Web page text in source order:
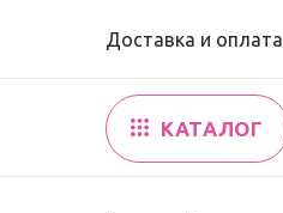
Доставка и оплата
КАТАЛОГ